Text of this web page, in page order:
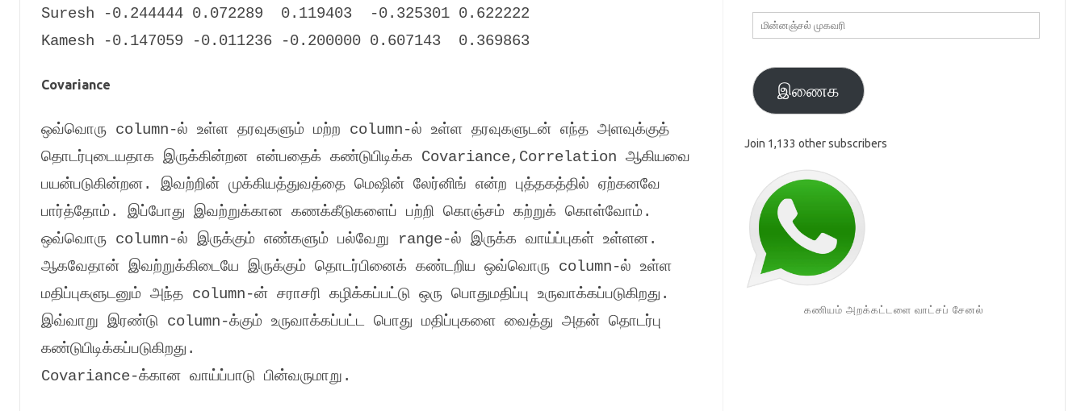
Suresh -0.244444 0.072289 0.119403 -0.325301 0.622222
Kamesh -0.147059 -0.011236 -0.200000 0.607143 0.369863
Covariance
ஒவ்வொரு column-ல் உள்ள தரவுகளும் மற்ற column-ல் உள்ள தரவுகளுடன் எந்த அளவுக்குத்
தொடர்புடையதாக இருக்கின்றன என்பதைக் கண்டுபிடிக்க Covariance,Correlation ஆகியவை
பயன்படுகின்றன. இவற்றின் முக்கியத்துவத்தை மெஷின் லேர்னிங் என்ற புத்தகத்தில் ஏற்கனவே
பார்த்தோம் . இப்போது இவற்றுக்கான கணக்கீடுகளைப் பற்றி கொஞ்சம் கற்றுக் கொள்வோம் .
ஒவ்வொரு column-ல் இருக்கும் எண்களும் பல்வேறு range-ல் இருக்க வாய்ப்புகள் உள்ளன.
ஆகவேதான் இவற்றுக்கிடையே இருக்கும் தொடர்பினைக் கண்டறிய ஒவ்வொரு column-ல் உள்ள
மதிப்புகளுடனும் அந்த column-ன் சராசரி கழிக்கப்பட்டு ஒரு பொதுமதிப்பு உருவாக்கப்படுகிறது .
இவ்வாறு இரண்டு column-க்கும் உருவாக்கப்பட்ட பொது மதிப்புகளை வைத்து அதன் தொடர்பு
கண்டுபிடிக்கப்படுகிறது .
Covariance-க்கான வாய்ப்பாடு பின்வருமாறு .
மின்னஞ்சல்
முகவரி
இணைக
Join 1,133 other subscribers
கணியம் அறக்கட்டளை வாட்சப் சேனல்